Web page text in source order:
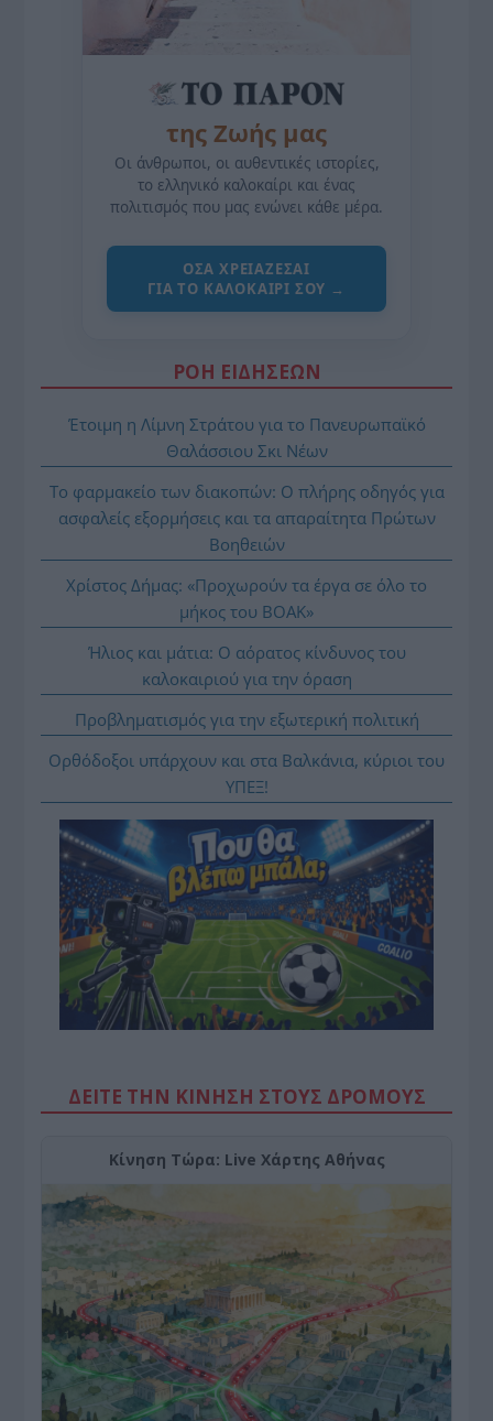
της Ζωής μας
Οι άνθρωποι, οι αυθεντικές ιστορίες,
το ελληνικό καλοκαίρι και ένας
πολιτισμός που μας ενώνει κάθε μέρα.
ΌΣΑ ΧΡΕΙΆΖΕΣΑΙ
ΓΙΑ ΤΟ ΚΑΛΟΚΑΊΡΙ ΣΟΥ →
ΡΟΗ ΕΙΔΗΣΕΩΝ
Έτοιμη η Λίμνη Στράτου για το Πανευρωπαϊκό
Θαλάσσιου Σκι Νέων
Το φαρμακείο των διακοπών: Ο πλήρης οδηγός για
ασφαλείς εξορμήσεις και τα απαραίτητα Πρώτων
Βοηθειών
Χρίστος Δήμας: «Προχωρούν τα έργα σε όλο το
μήκος του ΒΟΑΚ»
Ήλιος και μάτια: Ο αόρατος κίνδυνος του
καλοκαιριού για την όραση
Προβληματισμός για την εξωτερική πολιτική
Ορθόδοξοι υπάρχουν και στα Βαλκάνια, κύριοι του
ΥΠΕΞ!
ΔΕΙΤΕ ΤΗΝ ΚΙΝΗΣΗ ΣΤΟΥΣ ΔΡΌΜΟΥΣ
Κίνηση Τώρα: Live Χάρτης Αθήνας